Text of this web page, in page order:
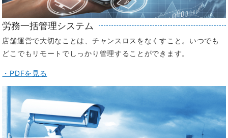
労務一括管理システム
店舗運営で大切なことは、チャンスロスをなくすこと。いつでも
どこでもリモートでしっかり管理することができます。
・PDFを見る